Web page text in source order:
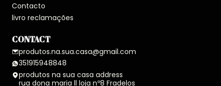
Contacto
livro reclamações
CONTACT
produtos.na.sua.casa@gmail.com
351915948848
produtos na sua casa address
rua dona maria ll loja nº8 Fradelos